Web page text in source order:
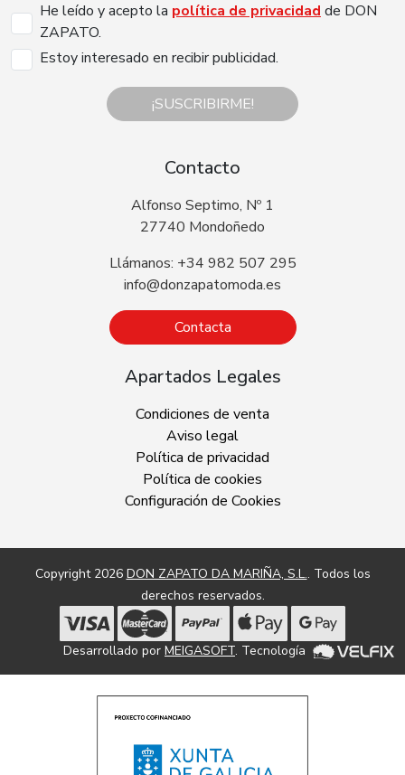
He leído y acepto la política de privacidad de DON
ZAPATO.
Estoy interesado en recibir publicidad.
¡SUSCRIBIRME!
Contacto
Alfonso Septimo, Nº 1
27740 Mondoñedo
Llámanos: +34 982 507 295
info@donzapatomoda.es
Contacta
Apartados Legales
Condiciones de venta
Aviso legal
Política de privacidad
Política de cookies
Configuración de Cookies
Copyright 2026 DON ZAPATO DA MARIÑA, S.L.. Todos los
derechos reservados.
Desarrollado por MEIGASOFT. Tecnología